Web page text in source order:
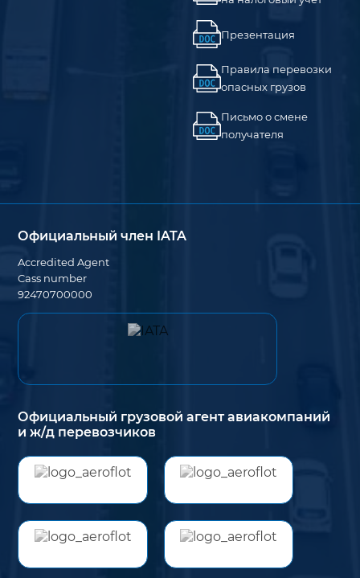
Презентация
Правила перевозки
опасных грузов
Письмо о смене
получателя
Официальный член IATA
Accredited Agent
Cass number
92470700000
Официальный грузовой агент авиакомпаний
и ж/д перевозчиков